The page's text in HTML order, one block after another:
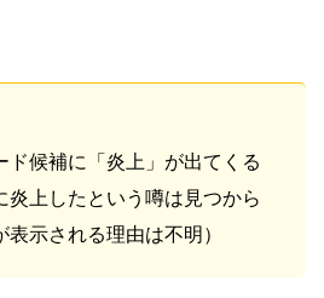
ド候補に「炎上」が出てくる
炎上したという噂は見つから
示される理由は不明）